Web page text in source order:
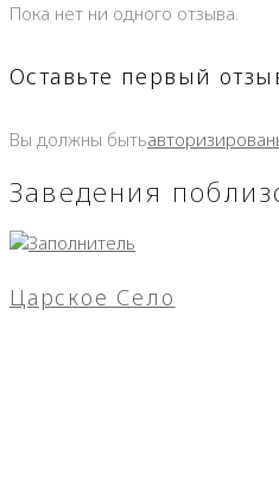
Пока нет ни одного отзыва.
Оставьте первый
Вы должны быть
Заведения
Царское Село